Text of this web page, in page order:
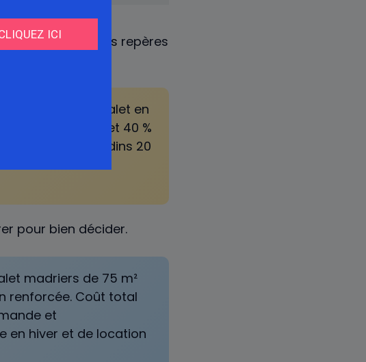
autant. Quelques repères
français du chalet en
secondaire et 40 %
bois 35 %, rondins 20
pour bien décider.
madriers de 75 m²
renforcée. Coût total
et
en hiver et de location